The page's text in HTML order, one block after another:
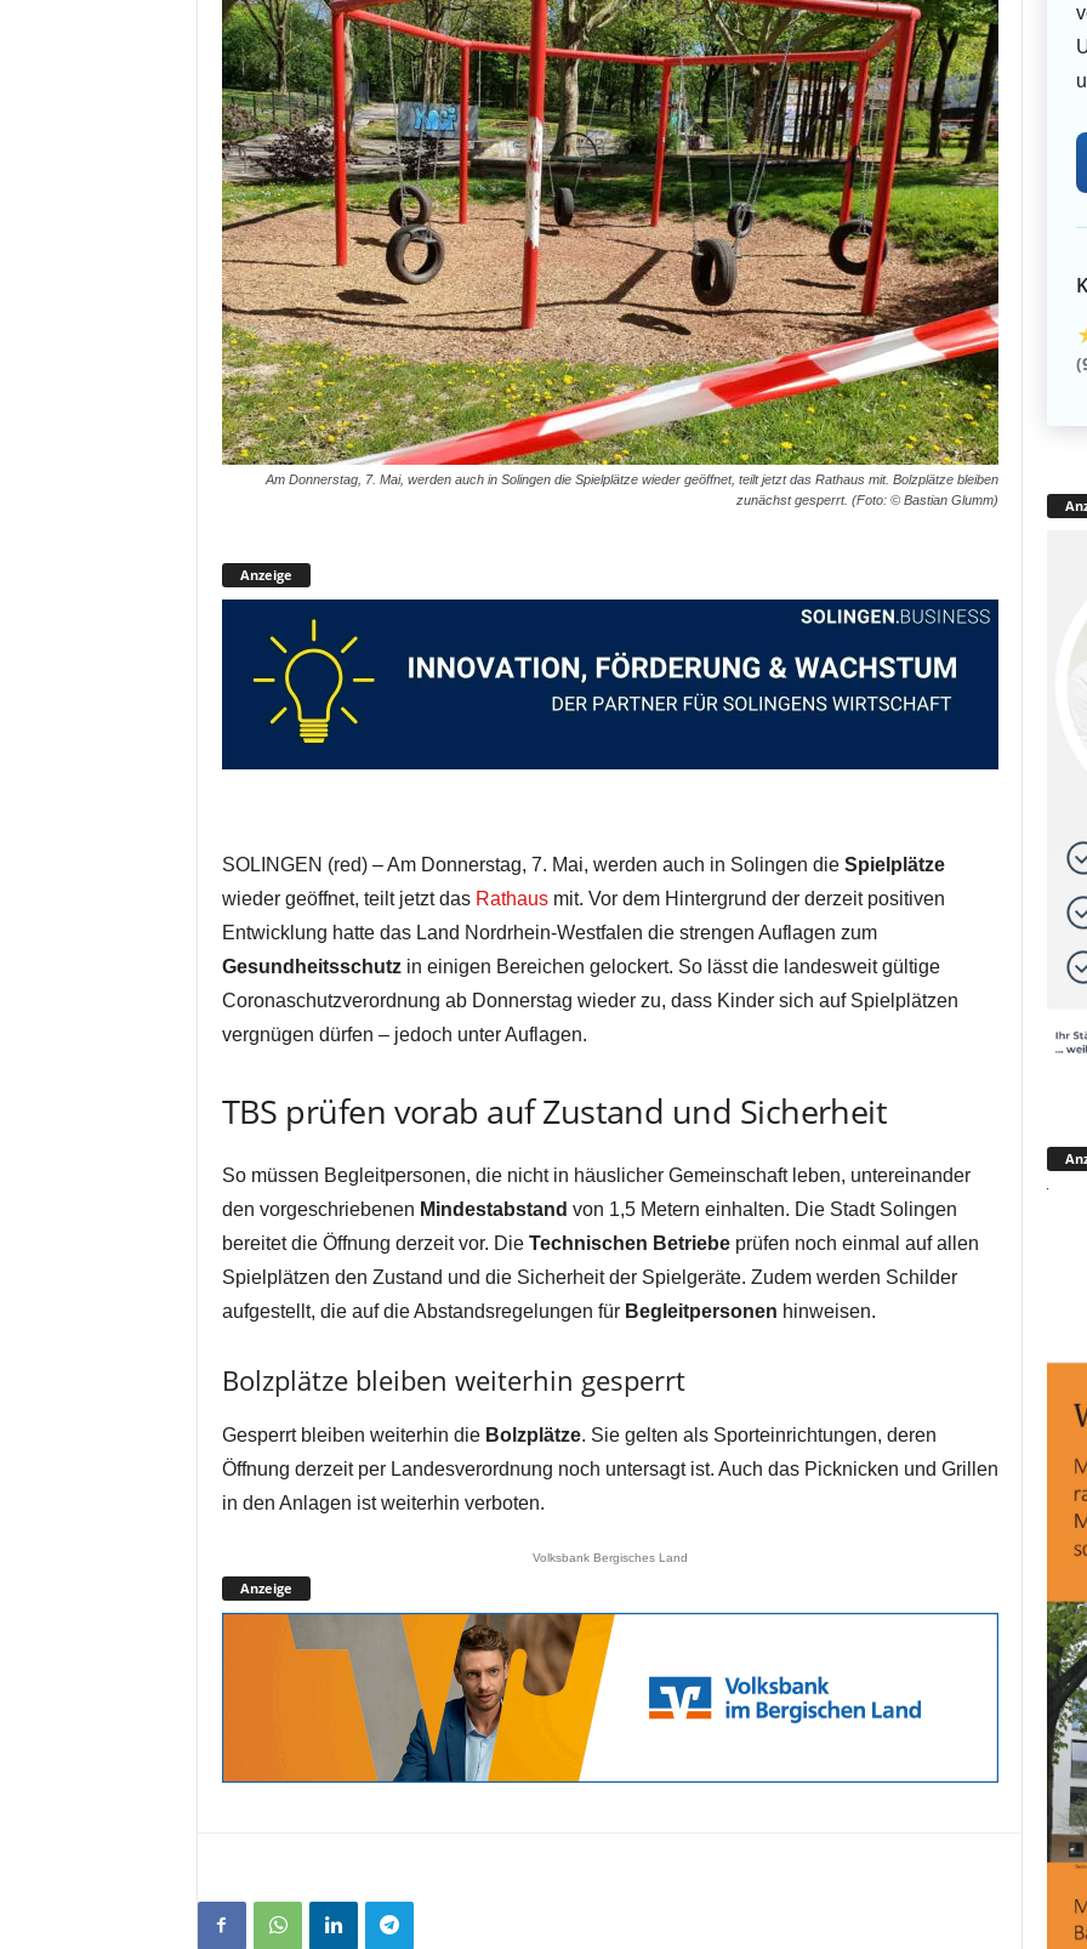
Am Donnerstag, 7. Mai, werden auch in Solingen die Spielplätze wieder geöffnet, teilt jetzt das Rathaus mit. Bolzplätze bleiben
zunächst gesperrt. (Foto: © Bastian Glumm)
Anzeige
SOLINGEN (red) – Am Donnerstag, 7. Mai, werden auch in Solingen die Spielplätze
wieder geöffnet, teilt jetzt das Rathausmit. Vor dem Hintergrund der derzeit positiven
Entwicklung hatte das Land Nordrhein-Westfalen die strengen Auflagen zum
Gesundheitsschutzin einigen Bereichen gelockert. So lässt die landesweit gültige
Coronaschutzverordnung ab Donnerstag wieder zu, dass Kinder sich auf Spielplätzen
vergnügen dürfen – jedoch unter Auflagen.
TBS prüfen vorab auf Zustand und Sicherheit
So müssen Begleitpersonen, die nicht in häuslicher Gemeinschaft leben, untereinander
den vorgeschriebenen Mindestabstand von 1,5 Metern einhalten. Die Stadt Solingen
bereitet die Öffnung derzeit vor. Die Technischen Betriebeprüfen noch einmal auf allen
Spielplätzen den Zustand und die Sicherheit der Spielgeräte. Zudem werden Schilder
aufgestellt, die auf die Abstandsregelungen für Begleitpersonen hinweisen.
Bolzplätze bleiben weiterhin gesperrt
Gesperrt bleiben weiterhin die Bolzplätze. Sie gelten als Sporteinrichtungen, deren
Öffnung derzeit per Landesverordnung noch untersagt ist. Auch das Picknicken und Grillen
in den Anlagen ist weiterhin verboten.
Volksbank Bergisches Land
Anzeige